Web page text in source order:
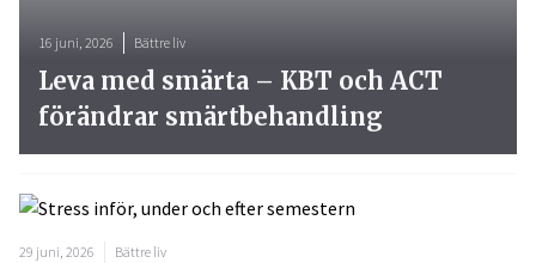
29 juni, 2026 Bättre liv
16 juni, 2026 Bättre liv
Leva med smärta – KBT och ACT
förändrar smärtbehandling